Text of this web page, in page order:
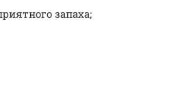
запаха;